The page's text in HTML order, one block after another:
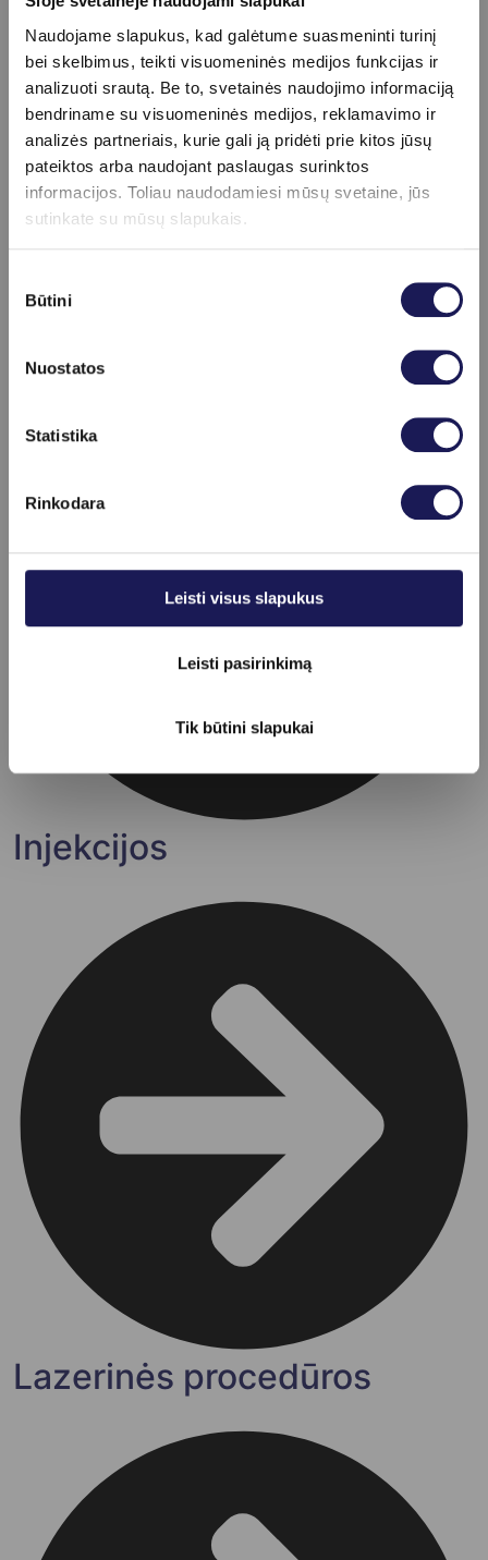
Naudojame slapukus, kad galėtume suasmeninti turinį
bei skelbimus, teikti visuomeninės medijos funkcijas ir
analizuoti srautą. Be to, svetainės naudojimo informaciją
bendriname su visuomeninės medijos, reklamavimo ir
analizės partneriais, kurie gali ją pridėti prie kitos jūsų
pateiktos arba naudojant paslaugas surinktos
informacijos. Toliau naudodamiesi mūsų svetaine, jūs
sutinkate su mūsų slapukais.
pasirinkimas
Būtini
Nuostatos
Statistika
Rinkodara
Leisti visus slapukus
Leisti pasirinkimą
Tik būtini slapukai
konsultacijos ir tyrimai
Injekcijos
Lazerinės procedūros